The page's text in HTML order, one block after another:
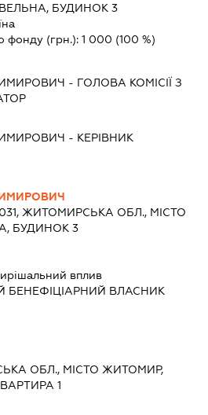
БУДИНОК 3
фонду (грн.): 1 000 (100 %)
- ГОЛОВА КОМІСІЇ З
- КЕРІВНИК
ЖИТОМИРСЬКА ОБЛ., МІСТО
БУДИНОК 3
вплив
БЕНЕФІЦІАРНИЙ ВЛАСНИК
ОБЛ., МІСТО ЖИТОМИР,
1